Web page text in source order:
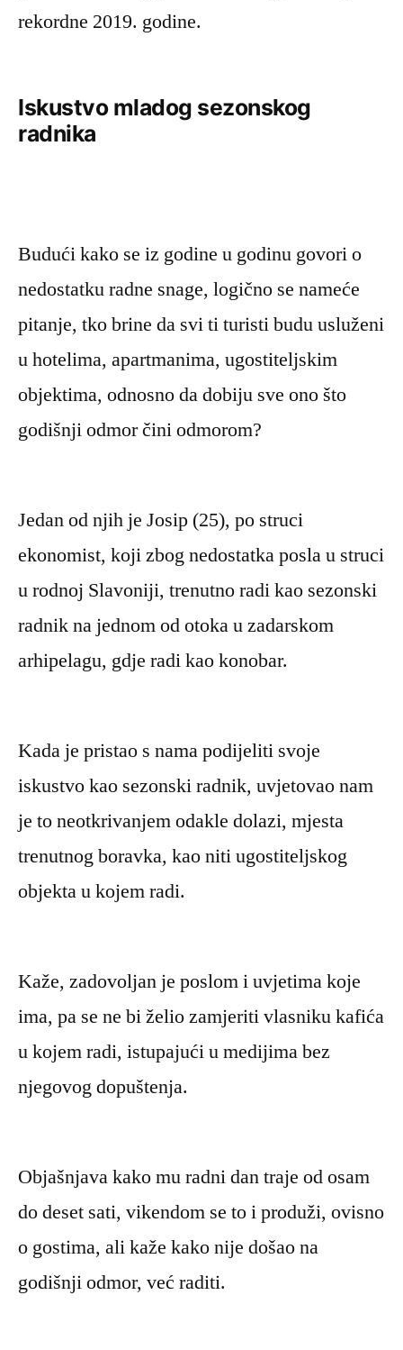
rekordne 2019. godine.
Iskustvo mladog sezonskog
radnika
Budući kako se iz godine u godinu govori o
nedostatku radne snage, logično se nameće
pitanje, tko brine da svi ti turisti budu usluženi
u hotelima, apartmanima, ugostiteljskim
objektima, odnosno da dobiju sve ono što
godišnji odmor čini odmorom?
Jedan od njih je Josip (25), po struci
ekonomist, koji zbog nedostatka posla u struci
u rodnoj Slavoniji, trenutno radi kao sezonski
radnik na jednom od otoka u zadarskom
arhipelagu, gdje radi kao konobar.
Kada je pristao s nama podijeliti svoje
iskustvo kao sezonski radnik, uvjetovao nam
je to neotkrivanjem odakle dolazi, mjesta
trenutnog boravka, kao niti ugostiteljskog
objekta u kojem radi.
Kaže, zadovoljan je poslom i uvjetima koje
ima, pa se ne bi želio zamjeriti vlasniku kafića
u kojem radi, istupajući u medijima bez
njegovog dopuštenja.
Objašnjava kako mu radni dan traje od osam
do deset sati, vikendom se to i produži, ovisno
o gostima, ali kaže kako nije došao na
godišnji odmor, već raditi.